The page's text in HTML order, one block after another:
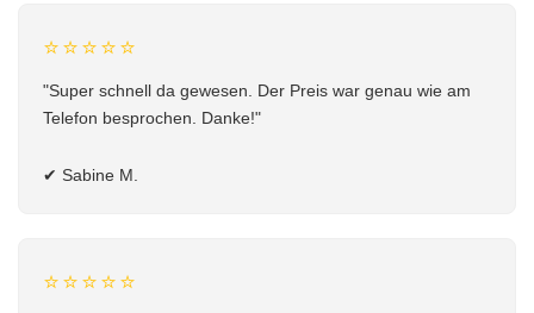
⭐⭐⭐⭐⭐
"Super schnell da gewesen. Der Preis war genau wie am
Telefon besprochen. Danke!"
✔ Sabine M.
⭐⭐⭐⭐⭐